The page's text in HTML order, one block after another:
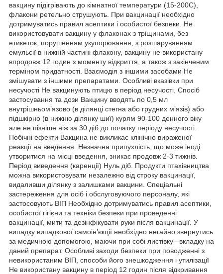
вакцину підігрівають до кімнатної температури (15-200С),
флакони ретельно струшують. При вакцинації необхідно
дотримуватись правил асептики і особистої безпеки. Не
використовувати вакцину у флаконах з тріщинами, без
етикеток, порушенням укупорювання, з розшаруванням
емульсії в нижній частині флакону, вакцину не використану
впродовж 12 годин з моменту відкриття, а також з закінченим
терміном придатності. Взаємодія з іншими засобами Не
змішувати з іншими препаратами. Особливі вказівки при
несучості Не вакцинують птицю в період несучості. Спосіб
застосування та дози Вакцину вводять по 0,5 мл
внутрішньом’язово (в ділянці стегна або грудних м’язів) або
підшкірно (в нижню ділянку шиї) курям 90-100 денного віку
але не пізніше ніж за 30 діб до початку періоду несучості.
Побічні ефекти Вакцина не викликає клінічно вираженої
реакції на введення. Незначна припухлість, що може іноді
утворитися на місці введення, зникає продовж 2-3 тижнів.
Період виведення (каренції) Нуль діб. Продукти птахівництва
можна використовувати незалежно від строку вакцинації,
видаливши ділянку з залишками вакцини. Спеціальні
застереження для осіб і обслуговуючого персоналу, які
застосовують ВІП Необхідно дотримуватись правил асептики,
особистої гігієни та техніки безпеки при проведенні
вакцинації, мити та дезінфікувати руки після вакцинації. У
випадку випадкової самоін’єкції необхідно негайно звернутись
за медичною допомогою, маючи при собі листівку –вкладку на
даний препарат. Особливі заходи безпеки при поводженні з
невикористаним ВІП, способи його знешкодження і утилізації
Не використану вакцину в період 12 годин після відкривання